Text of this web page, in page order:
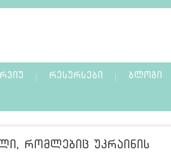
ᲠᲔᲡᲣᲠᲡᲔᲑᲘ ᲑᲚᲝᲒᲘ
რომლებიც უკრაინის